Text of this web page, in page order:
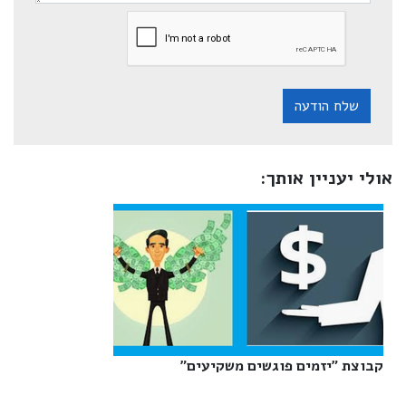
שלח הודעה
אולי יעניין אותך:
קבוצת "יזמים פוגשים משקיעים"‎